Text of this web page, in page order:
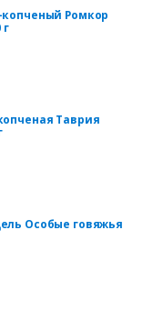
Ромкор
г
Таврия
Особые говяжья